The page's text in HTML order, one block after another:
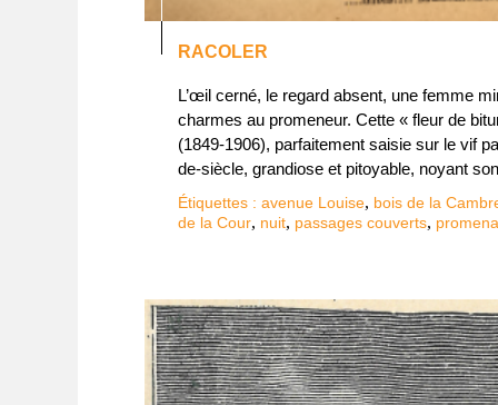
RACOLER
L’œil cerné, le regard absent, une femme
charmes au promeneur. Cette « fleur de
(1849-1906), parfaitement saisie sur le vif
de-siècle, grandiose et pitoyable, noyant
Étiquettes : avenue Louise, bois de la
de la Cour, nuit, passages couverts,